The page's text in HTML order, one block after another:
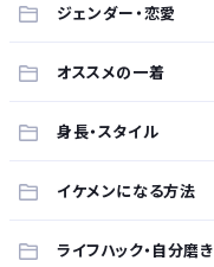
ジェンダー・恋愛
オススメの一着
身長・スタイル
イケメンになる方法
ライフハック・自分磨き